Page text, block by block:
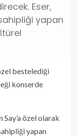
Eser,
yapan
bestelediği
konserde
özel olarak
yapan